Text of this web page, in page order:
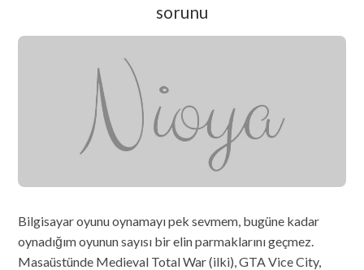
sorunu
Bilgisayar oyunu oynamayı pek sevmem, bugüne kadar
oynadığım oyunun sayısı bir elin parmaklarını geçmez.
Masaüstünde Medieval Total War (ilki), GTA Vice City,